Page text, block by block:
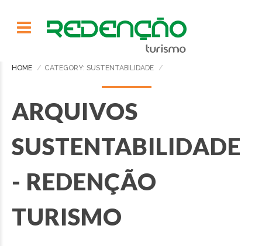
HOME CATEGORY: SUSTENTABILIDADE
ARQUIVOS
SUSTENTABILIDADE
- REDENÇÃO
TURISMO